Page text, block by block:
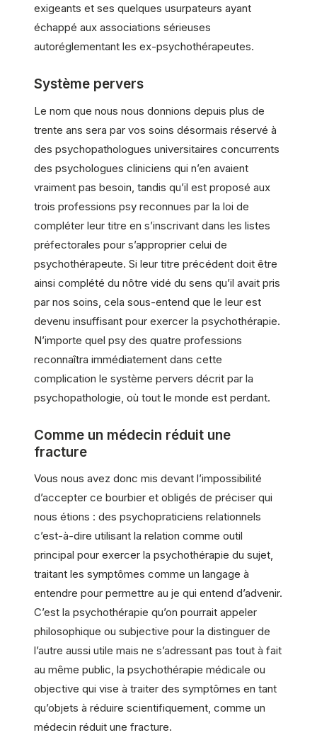
exigeants et ses quelques usurpateurs ayant
échappé aux associations sérieuses
autoréglementant les ex-psychothérapeutes.
Système pervers
Le nom que nous nous donnions depuis plus de
trente ans sera par vos soins désormais réservé à
des psychopathologues universitaires concurrents
des psychologues cliniciens qui n’en avaient
vraiment pas besoin, tandis qu’il est proposé aux
trois professions psy reconnues par la loi de
compléter leur titre en s’inscrivant dans les listes
préfectorales pour s’approprier celui de
psychothérapeute. Si leur titre précédent doit être
ainsi complété du nôtre vidé du sens qu’il avait pris
par nos soins, cela sous-entend que le leur est
devenu insuffisant pour exercer la psychothérapie.
N’importe quel psy des quatre professions
reconnaîtra immédiatement dans cette
complication le système pervers décrit par la
psychopathologie, où tout le monde est perdant.
Comme un médecin réduit une
fracture
Vous nous avez donc mis devant l’impossibilité
d’accepter ce bourbier et obligés de préciser qui
nous étions : des psychopraticiens relationnels
c’est-à-dire utilisant la relation comme outil
principal pour exercer la psychothérapie du sujet,
traitant les symptômes comme un langage à
entendre pour permettre au je qui entend d’advenir.
C’est la psychothérapie qu’on pourrait appeler
philosophique ou subjective pour la distinguer de
l’autre aussi utile mais ne s’adressant pas tout à fait
au même public, la psychothérapie médicale ou
objective qui vise à traiter des symptômes en tant
qu’objets à réduire scientifiquement, comme un
médecin réduit une fracture.